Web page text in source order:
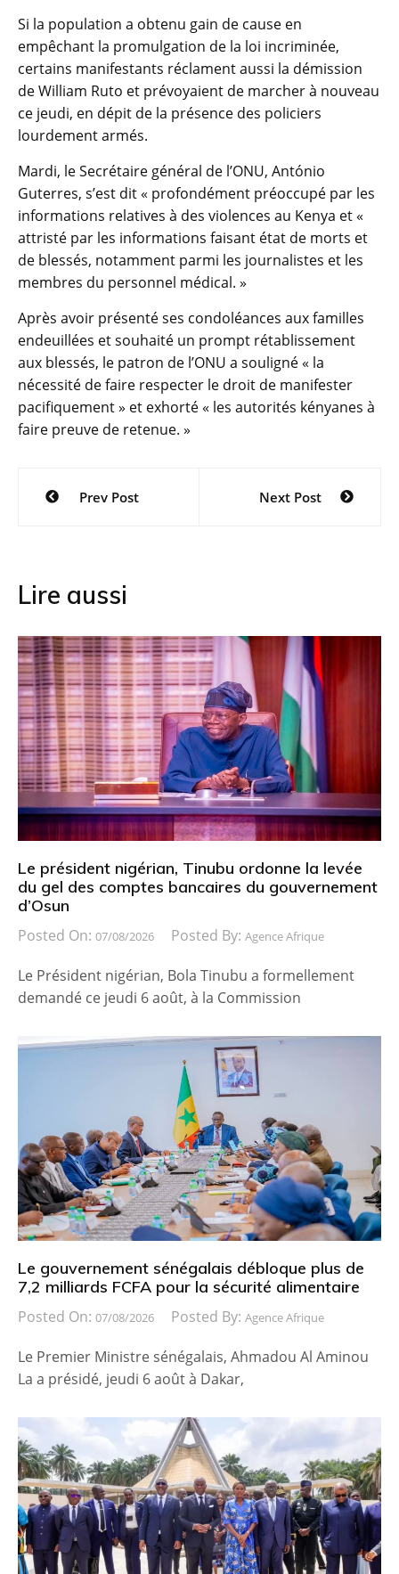
Si la population a obtenu gain de cause en
empêchant la promulgation de la loi incriminée,
certains manifestants réclament aussi la démission
de William Ruto et prévoyaient de marcher à nouveau
ce jeudi, en dépit de la présence des policiers
lourdement armés.
Mardi, le Secrétaire général de l’ONU, António
Guterres, s’est dit « profondément préoccupé par les
informations relatives à des violences au Kenya et «
attristé par les informations faisant état de morts et
de blessés, notamment parmi les journalistes et les
membres du personnel médical. »
Après avoir présenté ses condoléances aux familles
endeuillées et souhaité un prompt rétablissement
aux blessés, le patron de l’ONU a souligné « la
nécessité de faire respecter le droit de manifester
pacifiquement » et exhorté « les autorités kényanes à
faire preuve de retenue. »
Navigation
Prev Post Next Post
Lire aussi
Le président nigérian, Tinubu ordonne la levée
du gel des comptes bancaires du gouvernement
d’Osun
Posted On: 07/08/2026 Posted By: Agence Afrique
Le Président nigérian, Bola Tinubu a formellement
demandé ce jeudi 6 août, à la Commission
Le gouvernement sénégalais débloque plus de
7,2 milliards FCFA pour la sécurité alimentaire
Posted On: 07/08/2026 Posted By: Agence Afrique
Le Premier Ministre sénégalais, Ahmadou Al Aminou
La a présidé, jeudi 6 août à Dakar,